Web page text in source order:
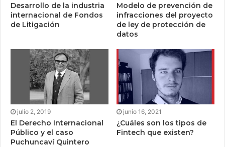
Desarrollo de la industria
internacional de Fondos
de Litigación
Modelo de prevención de
infracciones del proyecto
de ley de protección de
datos
julio 2, 2019
El Derecho Internacional
Público y el caso
Puchuncaví Quintero
junio 16, 2021
¿Cuáles son los tipos de
Fintech que existen?